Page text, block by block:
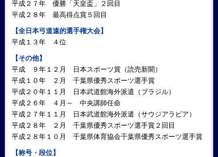
平成２７年 優勝「天皇盃」２回目
平成２８年 最高得点賞５回目
【全日本弓道遠的選手権大会】
平成１３年 ４位
【その他】
平成 ９年１２月 日本スポーツ賞（読売新聞）
平成１０年 ２月 千葉県優秀スポーツ選手賞
平成２０年１１月 日本武道館海外派遣（ブラジル）
平成２６年 ４月～ 中央講師任命
平成２７年１１月 日本武道館海外派遣（サウジアラビア）
平成２８年 ２月 千葉県優秀スポーツ選手賞２回目
平成２８年１０月 千葉県体育協会千葉県優秀スポーツ選手賞
【称号・段位】